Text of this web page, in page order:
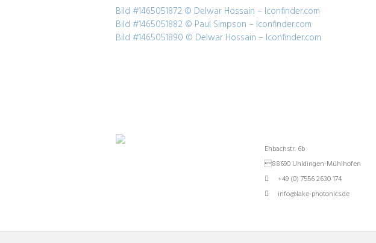
Bild #1465051872 © Delwar Hossain – Iconfinder.com
Bild #1465051882 © Paul Simpson – Iconfinder.com
Bild #1465051890 © Delwar Hossain – Iconfinder.com
Ehbachstr. 6b
88690 Uhldingen-Mühlhofen
+49 (0) 7556 2630 174
info@lake-photonics.de